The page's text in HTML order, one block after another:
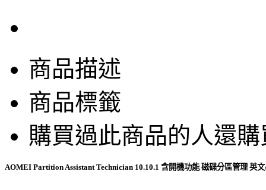
商品描述
商品標籤
購買過此商品的人還
AOMEI Partition Assistant Technician 10.10.1 含開機功能 磁碟分區管理 英